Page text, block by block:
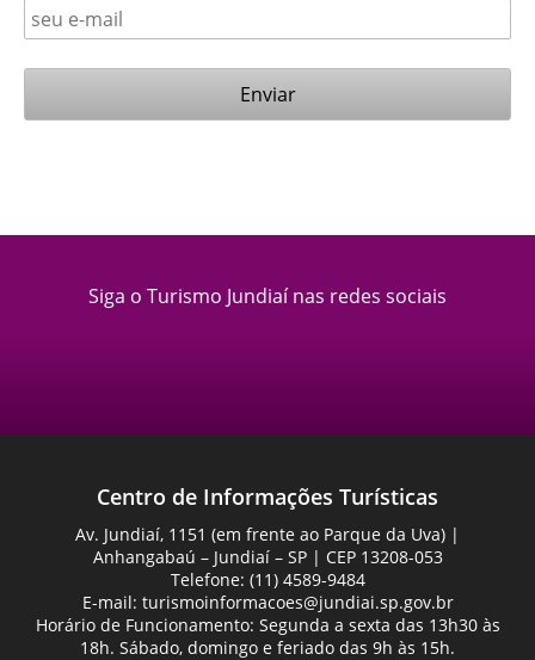
Siga o Turismo Jundiaí nas redes sociais
Centro de Informações Turísticas
Av. Jundiaí, 1151 (em frente ao Parque da Uva) |
Anhangabaú – Jundiaí – SP | CEP 13208-053
Telefone: (11) 4589-9484
E-mail: turismoinformacoes@jundiai.sp.gov.br
Horário de Funcionamento: Segunda a sexta das 13h30 às
18h. Sábado, domingo e feriado das 9h às 15h.